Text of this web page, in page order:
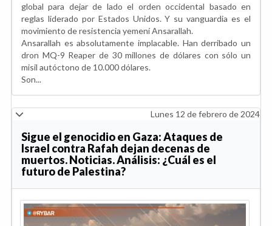
global para dejar de lado el orden occidental basado en
reglas liderado por Estados Unidos. Y su vanguardia es el
movimiento de resistencia yemení Ansarallah.
Ansarallah es absolutamente implacable. Han derribado un
dron MQ-9 Reaper de 30 millones de dólares con sólo un
misil autóctono de 10.000 dólares.
Son...
Lunes 12 de febrero de 2024
Sigue el genocidio en Gaza: Ataques de
Israel contra Rafah dejan decenas de
muertos. Noticias. Análisis: ¿Cuál es el
futuro de Palestina?